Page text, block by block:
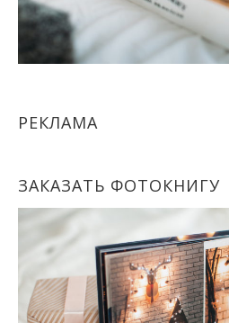
РЕКЛАМА
ЗАКАЗАТЬ ФОТОКНИГУ